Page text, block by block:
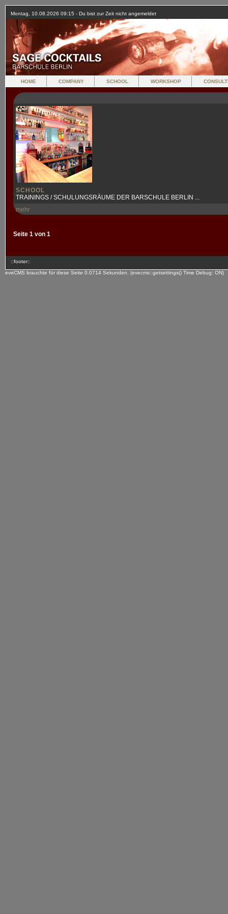
Montag, 10.08.2026 09:15 - Du bist zur Zeit nicht angemeldet
HOME COMPANY SCHOOL WORKSHOP
SCHOOL
TRAININGS / SCHULUNGSRÄUME DER BARSCHULE BERLIN ...
mehr
Seite 1 von 1
::footer::
eveCMS brauchte für diese Seite 0.0714 Sekunden. (evecms::getsettings() Time Debug: ON)